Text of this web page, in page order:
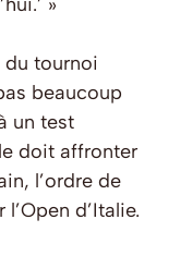
du tournoi
beaucoup
un test
doit affronter
l’ordre de
d’Italie.